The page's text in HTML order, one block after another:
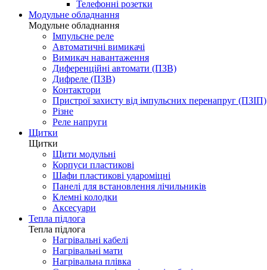
Телефонні розетки
Модульне обладнання
Модульне обладнання
Імпульсне реле
Автоматичні вимикачі
Вимикач навантаження
Диференційні автомати (ПЗВ)
Дифреле (ПЗВ)
Контактори
Пристрої захисту від імпульсних перенапруг (ПЗІП)
Різне
Реле напруги
Щитки
Щитки
Щити модульні
Корпуси пластикові
Шафи пластикові удароміцні
Панелі для встановлення лічильників
Клемні колодки
Аксесуари
Тепла підлога
Тепла підлога
Нагрівальні кабелі
Нагрівальні мати
Нагрівальна плівка